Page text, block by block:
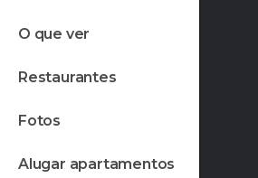
o que ver
restaurantes
fotos
alugar apartamentos